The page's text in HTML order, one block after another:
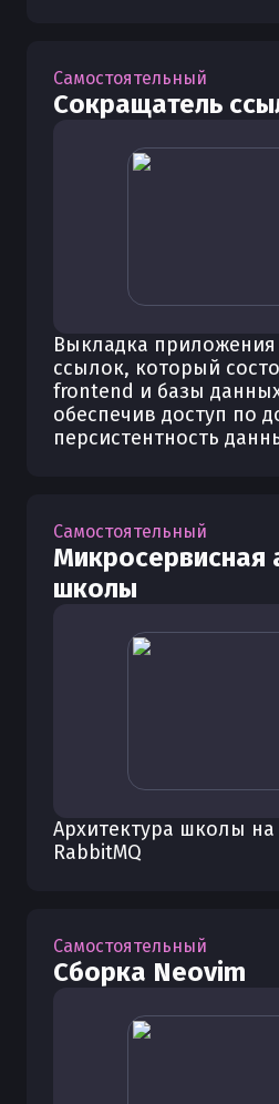
Самостоятельный
Сокращатель
Выкладка
ссылок, который
frontend и базы
обеспечив доступ по
персистентность
Самостоятельный
Микросервисная
школы
Архитектура школы на
RabbitMQ
Самостоятельный
Сборка Neovim